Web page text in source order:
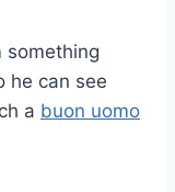
something
he can see
a buon uomo